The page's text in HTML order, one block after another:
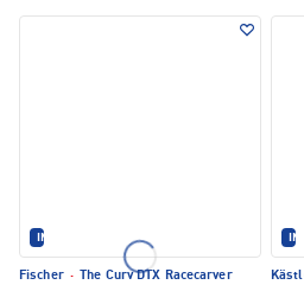
IM SET ERHÄLTLICH
Fischer · The Curv DTX Racecarver